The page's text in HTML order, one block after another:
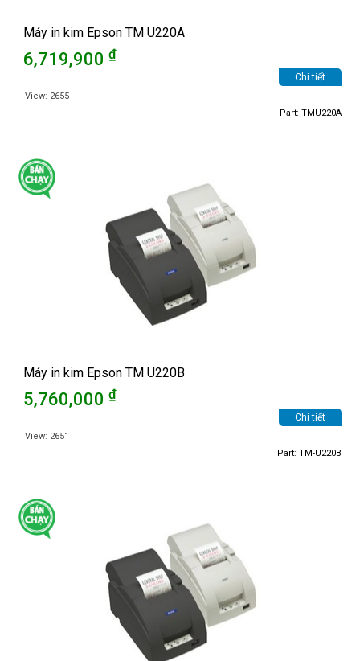
Máy in kim Epson TM U220A
6,719,900 ₫
Chi tiết
View: 2655
Part: TMU220A
Máy in kim Epson TM U220B
5,760,000 ₫
Chi tiết
View: 2651
Part: TM-U220B